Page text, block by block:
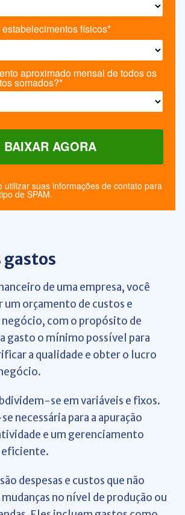
físicos*
aproximado mensal de todos os
somados?*
utilizar suas informações de contato para
de SPAM.
gastos
de uma empresa, você
um orçamento de custos e
negócio, com o propósito de
gasto o mínimo possível para
a qualidade e obter o lucro
se em variáveis e fixos.
necessária para a apuração
e um gerenciamento
eficiente.
despesas e custos que não
no nível de produção ou